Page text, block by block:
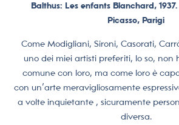
Balthus: Les enfants Blanchard,
Picasso, Parigi
Come Modigliani, Sironi, Casorati,
uno dei miei artisti preferiti, lo so, non
comune con loro, ma come loro è
con un’arte meravigliosamente
a volte inquietante , sicuramente
diversa.